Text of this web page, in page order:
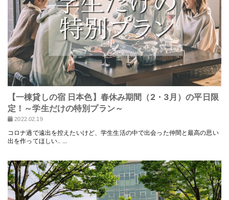
【一棟貸しの宿 日本色】春休み期間（2・3月）の平日限
定！～学生だけの特別プラン～
2022.02.19
コロナ過で遠出を控えたいけど、学生生活の中で出会った仲間と最高の思い
出を作ってほしい.. ...